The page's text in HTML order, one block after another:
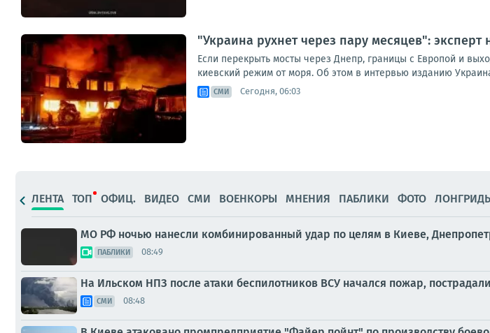
"Украина рухнет через пару месяцев": эксперт
Если перекрыть мосты через Днепр, границы с Европой и
киевский режим от моря. Об этом в интервью изданию
СМИ Сегодня, 06:03
ЛЕНТА ТОП ОФИЦ. ВИДЕО СМИ ВОЕНКОРЫ МНЕНИЯ ПАБЛИКИ ФОТО
МО РФ ночью нанесли комбинированный удар по целям в Киеве,
ПАБЛИКИ 08:49
На Ильском НПЗ после атаки беспилотников ВСУ начался пожар,
СМИ 08:48